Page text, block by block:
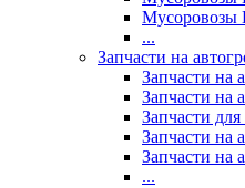
Мусоровозы
...
Запчасти на
Запчасти на
Запчасти на
Запчасти
Запчасти на
Запчасти на
...